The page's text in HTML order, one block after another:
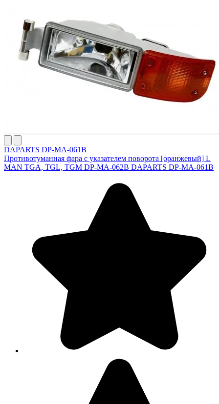
DAPARTS DP-MA-061B
Противотуманная фара с указателем поворота [оранжевый] L
MAN TGA, TGL, TGM DP-MA-062B DAPARTS DP-MA-061B